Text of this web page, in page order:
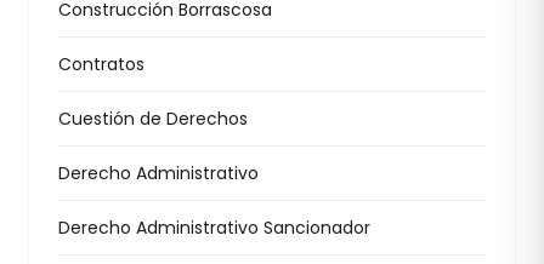
Construcción Borrascosa
Contratos
Cuestión de Derechos
Derecho Administrativo
Derecho Administrativo Sancionador